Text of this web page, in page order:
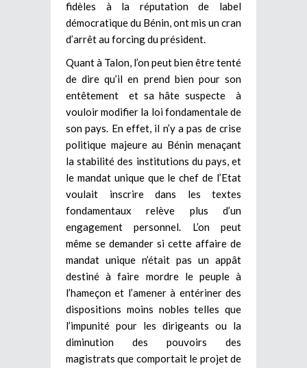
fidèles à la réputation de label
démocratique du Bénin, ont mis un cran
d’arrêt au forcing du président.
Quant à Talon, l’on peut bien être tenté
de dire qu’il en prend bien pour son
entêtement et sa hâte suspecte à
vouloir modifier la loi fondamentale de
son pays. En effet, il n’y a pas de crise
politique majeure au Bénin menaçant
la stabilité des institutions du pays, et
le mandat unique que le chef de l’Etat
voulait inscrire dans les textes
fondamentaux relève plus d’un
engagement personnel. L’on peut
même se demander si cette affaire de
mandat unique n’était pas un appât
destiné à faire mordre le peuple à
l’hameçon et l’amener à entériner des
dispositions moins nobles telles que
l’impunité pour les dirigeants ou la
diminution des pouvoirs des
magistrats que comportait le projet de